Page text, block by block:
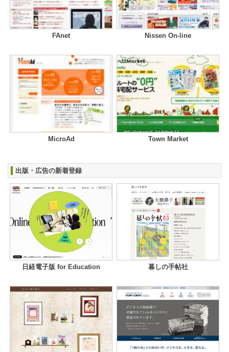
FAnet Nissen On-line
MicroAd Town Market
出版・広告の新着登録
日経電子版 for Education 暮しの手帖社